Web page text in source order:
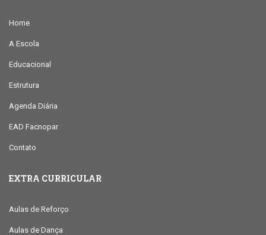
Home
A Escola
Educacional
Estrutura
Agenda Diária
EAD Facnopar
Contato
EXTRA CURRICULAR
Aulas de Reforço
Aulas de Dança